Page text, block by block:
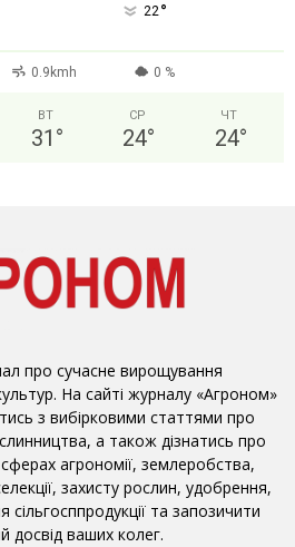
22 °
0.9kmh 0 %
ВТ
31 °
СР
24°
ЧТ
24°
про сучасне вирощування
На сайті журналу «Агроном»
з вибірковими статтями про
а також дізнатись про
агрономії, землеробства,
захисту рослин, удобрення,
сільгосппродукції та запозичити
досвід ваших колег.